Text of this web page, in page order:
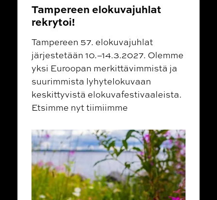
Tampereen elokuvajuhlat
rekrytoi!
Tampereen 57. elokuvajuhlat
järjestetään 10.–14.3.2027. Olemme
yksi Euroopan merkittävimmistä ja
suurimmista lyhytelokuvaan
keskittyvistä elokuvafestivaaleista.
Etsimme nyt tiimiimme